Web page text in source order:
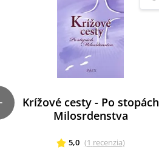
Krížové cesty - Po stopách
Milosrdenstva
5,0 (1 recenzia)